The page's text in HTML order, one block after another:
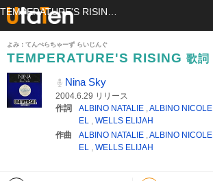
よみ：てんぺらちゃーず らいじんぐ
TEMPERATURE'S RISING 歌詞
Nina Sky
2004.6.29 リリース
作詞
ALBINO NATALIE ,ALBINO NICOLE
EL , WELLS ELIJAH
作曲
ALBINO NATALIE ,ALBINO NICOLE
EL , WELLS ELIJAH